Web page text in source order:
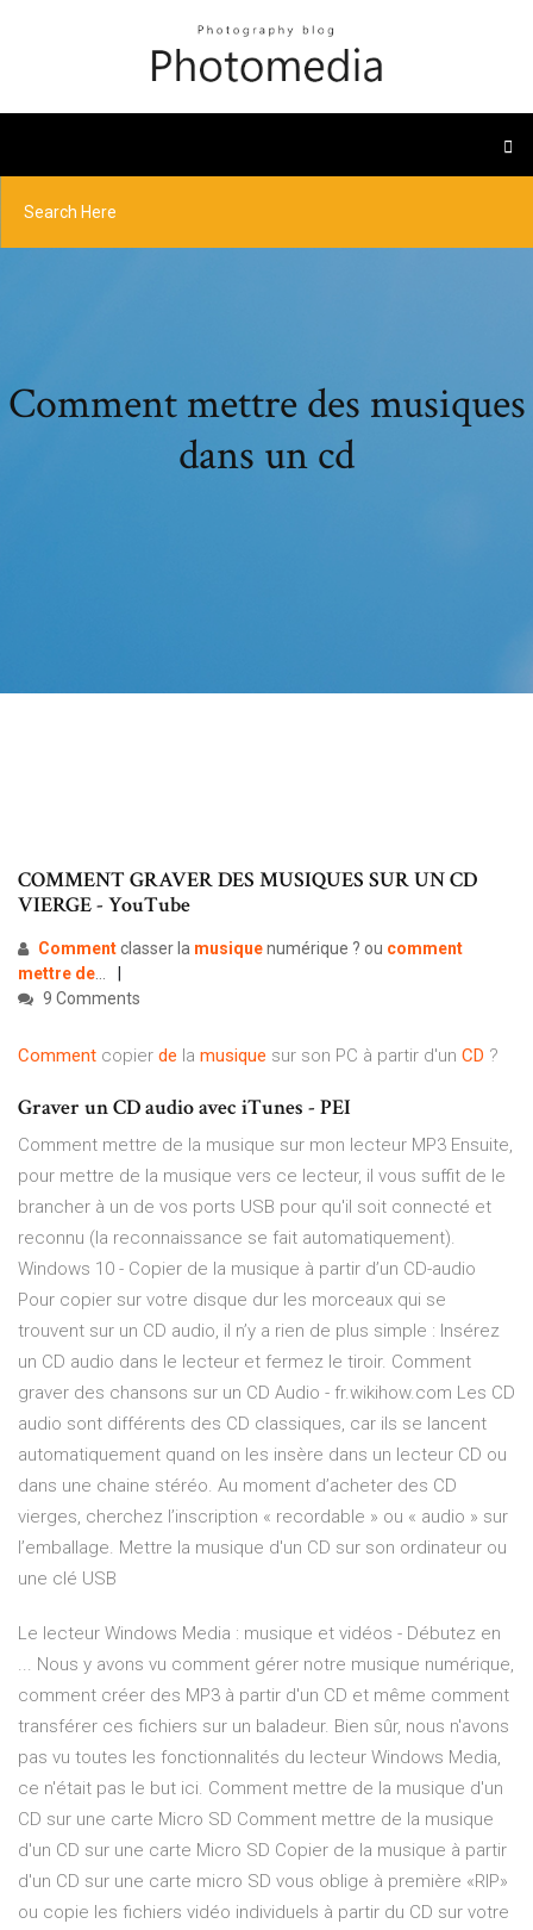
Comment mettre des musiques
dans un cd
COMMENT GRAVER DES MUSIQUES SUR UN CD
VIERGE - YouTube
Commentclasser la musiquenumérique ? ou comment
mettre de...
9 Comments
Comment copier de la musique sur son PC à partir d'un CD ?
Graver un CD audio avec iTunes - PEI
Comment mettre de la musique sur mon lecteur MP3 Ensuite,
pour mettre de la musique vers ce lecteur, il vous suffit de le
brancher à un de vos ports USB pour qu'il soit connecté et
reconnu (la reconnaissance se fait automatiquement).
Windows 10 - Copier de la musique à partir d’un CD-audio
Pour copier sur votre disque dur les morceaux qui se
trouvent sur un CD audio, il n’y a rien de plus simple : Insérez
un CD audio dans le lecteur et fermez le tiroir. Comment
graver des chansons sur un CD Audio - fr.wikihow.com Les CD
audio sont différents des CD classiques, car ils se lancent
automatiquement quand on les insère dans un lecteur CD ou
dans une chaine stéréo. Au moment d’acheter des CD
vierges, cherchez l’inscription « recordable » ou « audio » sur
l’emballage. Mettre la musique d'un CD sur son ordinateur ou
une clé USB
Le lecteur Windows Media : musique et vidéos - Débutez en
... Nous y avons vu comment gérer notre musique numérique,
comment créer des MP3 à partir d'un CD et même comment
transférer ces fichiers sur un baladeur. Bien sûr, nous n'avons
pas vu toutes les fonctionnalités du lecteur Windows Media,
ce n'était pas le but ici. Comment mettre de la musique d'un
CD sur une carte Micro SD Comment mettre de la musique
d'un CD sur une carte Micro SD Copier de la musique à partir
d'un CD sur une carte micro SD vous oblige à première «RIP»
ou copie les fichiers vidéo individuels à partir du CD sur votre